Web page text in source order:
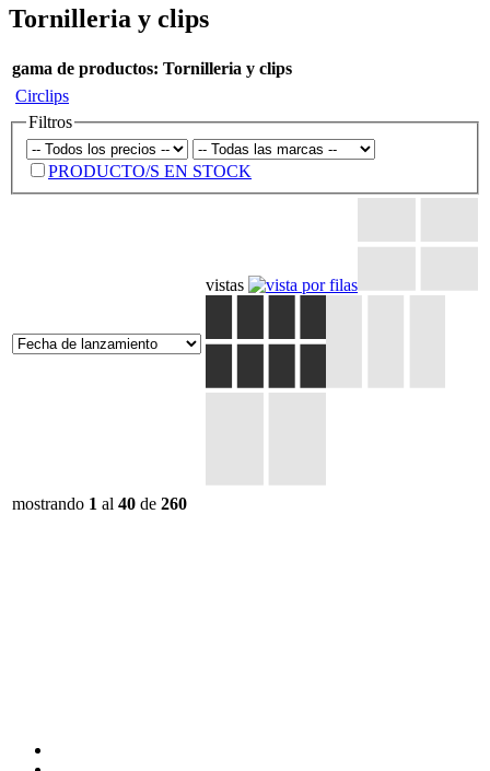
Tornilleria y clips
gama de productos: Tornilleria y clips
Circlips
Filtros
PRODUCTO/S EN STOCK
vistas
mostrando 1 al 40 de 260